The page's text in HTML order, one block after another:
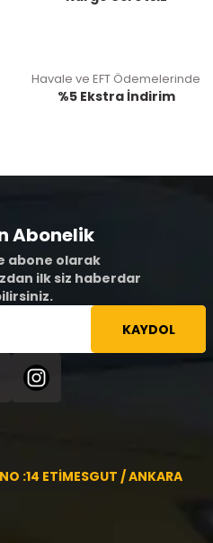
Havale ve EFT Ödemelerinde
%5 Ekstra İndirim
Abonelik
abone olarak
ilk siz haberdar
KAYDOL
:14 ETİMESGUT / ANKARA